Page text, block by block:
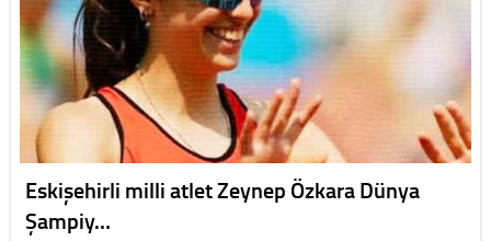
Eskişehirli milli atlet Zeynep Özkara Dünya
Şampiy…